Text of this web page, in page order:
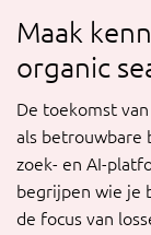
Maak
organic
De toekomst
als betrouwbare
zoek- en AI-
begrijpen wie je
de focus van